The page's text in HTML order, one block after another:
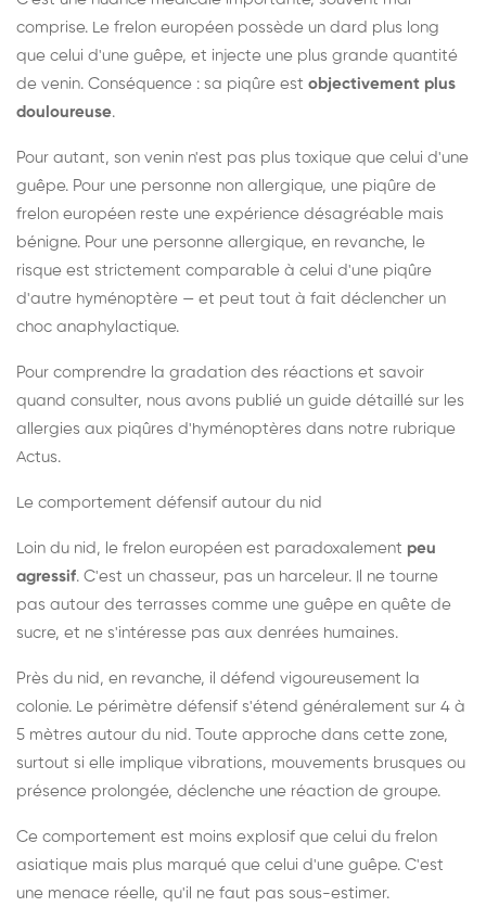
comprise. Le frelon européen possède un dard plus long
que celui d'une guêpe, et injecte une plus grande quantité
de venin. Conséquence : sa piqûre est objectivement plus
douloureuse.
Pour autant, son venin n'est pas plus toxique que celui d'une
guêpe. Pour une personne non allergique, une piqûre de
frelon européen reste une expérience désagréable mais
bénigne. Pour une personne allergique, en revanche, le
risque est strictement comparable à celui d'une piqûre
d'autre hyménoptère — et peut tout à fait déclencher un
choc anaphylactique.
Pour comprendre la gradation des réactions et savoir
quand consulter, nous avons publié un guide détaillé sur les
allergies aux piqûres d'hyménoptères dans notre rubrique
Actus.
Le comportement défensif autour du nid
Loin du nid, le frelon européen est paradoxalement peu
agressif. C'est un chasseur, pas un harceleur. Il ne tourne
pas autour des terrasses comme une guêpe en quête de
sucre, et ne s'intéresse pas aux denrées humaines.
Près du nid, en revanche, il défend vigoureusement la
colonie. Le périmètre défensif s'étend généralement sur 4 à
5 mètres autour du nid. Toute approche dans cette zone,
surtout si elle implique vibrations, mouvements brusques ou
présence prolongée, déclenche une réaction de groupe.
Ce comportement est moins explosif que celui du frelon
asiatique mais plus marqué que celui d'une guêpe. C'est
une menace réelle, qu'il ne faut pas sous-estimer.